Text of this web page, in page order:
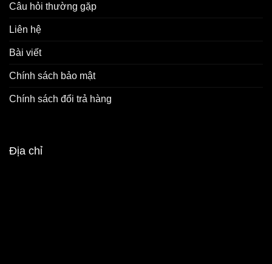
Câu hỏi thường gặp
Liên hệ
Bài viết
Chính sách bảo mật
Chính sách đổi trả hàng
Địa chỉ